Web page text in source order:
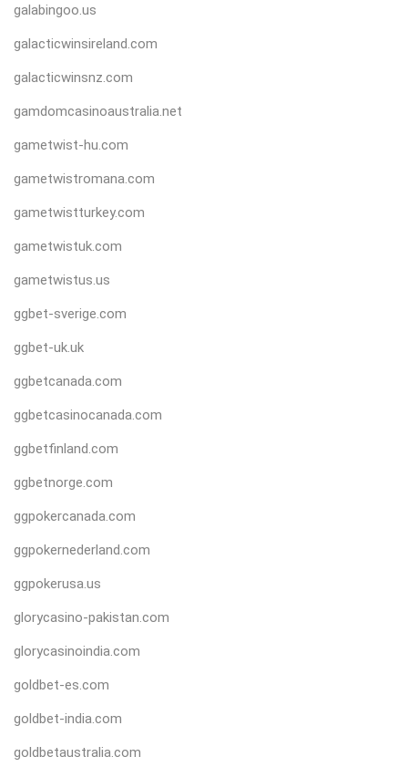
galabingoo.us
galacticwinsireland.com
galacticwinsnz.com
gamdomcasinoaustralia.net
gametwist-hu.com
gametwistromana.com
gametwistturkey.com
gametwistuk.com
gametwistus.us
ggbet-sverige.com
ggbet-uk.uk
ggbetcanada.com
ggbetcasinocanada.com
ggbetfinland.com
ggbetnorge.com
ggpokercanada.com
ggpokernederland.com
ggpokerusa.us
glorycasino-pakistan.com
glorycasinoindia.com
goldbet-es.com
goldbet-india.com
goldbetaustralia.com